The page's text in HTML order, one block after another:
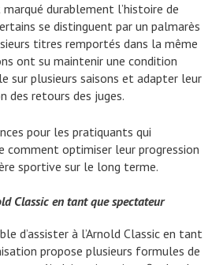
durablement l’histoire de
se distinguent par un palmarès
titres remportés dans la même
ont su maintenir une condition
sur plusieurs saisons et adapter leur
des retours des juges.
pour les pratiquants qui
comment optimiser leur progression
sportive sur le long terme.
Classic en tant que spectateur
d’assister à l’Arnold Classic en tant
propose plusieurs formules de